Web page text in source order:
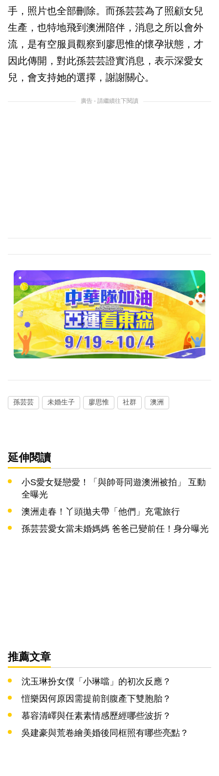
手，照片也全部刪除。而孫芸芸為了照顧女兒
生產，也特地飛到澳洲陪伴，消息之所以會外
流，是有空服員觀察到廖思惟的懷孕狀態，才
因此傳開，對此孫芸芸證實消息，表示深愛女
兒，會支持她的選擇，謝謝關心。
廣告 - 請繼續往下閱讀
孫芸芸 未婚生子 廖思惟 社群 澳洲
延伸閱讀
小S愛女疑戀愛！「與帥哥同遊澳洲被拍」 互動
全曝光
澳洲走春！丫頭拋夫帶「他們」充電旅行
孫芸芸愛女當未婚媽媽 爸爸已變前任！身分曝光
推薦文章
沈玉琳扮女僕「小琳噹」的初次反應？
愷樂因何原因需提前剖腹產下雙胞胎？
慕容清嶧與任素素情感歷經哪些波折？
吳建豪與荒卷繪美婚後同框照有哪些亮點？